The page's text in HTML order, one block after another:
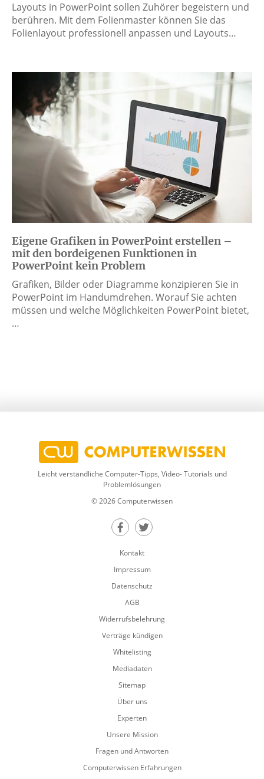
Layouts in PowerPoint sollen Zuhörer begeistern und
berühren. Mit dem Folienmaster können Sie das
Folienlayout professionell anpassen und Layouts…
Eigene Grafiken in PowerPoint erstellen –
mit den bordeigenen Funktionen in
PowerPoint kein Problem
Grafiken, Bilder oder Diagramme konzipieren Sie in
PowerPoint im Handumdrehen. Worauf Sie achten
müssen und welche Möglichkeiten PowerPoint bietet,
…
Leicht verständliche Computer-Tipps, Video- Tutorials und
Problemlösungen
© 2026 Computerwissen
Teilen auf Facebook
Teilen auf Twitter
Kontakt
Impressum
Datenschutz
AGB
Widerrufsbelehrung
Verträge kündigen
Whitelisting
Mediadaten
Sitemap
Über uns
Experten
Unsere Mission
Fragen und Antworten
Computerwissen Erfahrungen